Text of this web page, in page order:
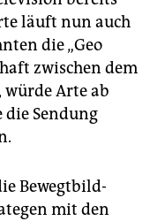
läuft nun auch
die „Geo
zwischen dem
würde Arte ab
die Sendung
Bewegtbild-
mit den